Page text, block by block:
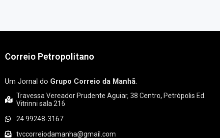
Correio Petropolitano
Um Jornal do Grupo Correio da Manhã.
Travessa Vereador Prudente Aguiar, 38 Centro, Petrópolis Ed.
Vitrinni sala 216
24 99248-3167
tvccorreiodamanha@gmail.com